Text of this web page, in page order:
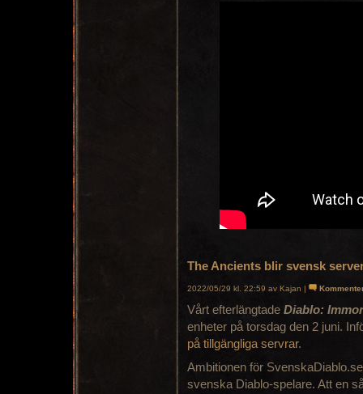
The Ancients blir svensk
2022/05/29 kl. 22:59 av Kajan |
Vårt efterlängtade Diablo:
enheter på torsdag den 2 juni.
på tillgängliga servrar.
Ambitionen för
svenska Diablo-spelare. Att en